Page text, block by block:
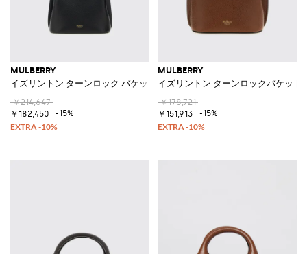
MULBERRY
イズリントン ターンロック バケットバッグ
￥214,647
￥182,450
-15%
MULBERRY
イズリントン ターンロックバケット
￥178,721
￥151,913
-15%